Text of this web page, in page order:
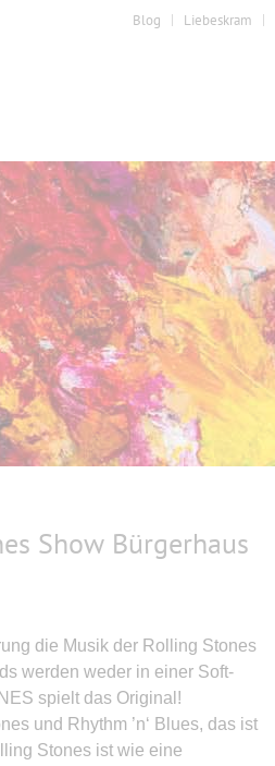
Blog Liebeskram
Show Bürgerhaus
die Musik der Rolling Stones
werden weder in einer Soft-
spielt das Original!
und Rhythm ’n‘ Blues, das ist
Stones ist wie eine